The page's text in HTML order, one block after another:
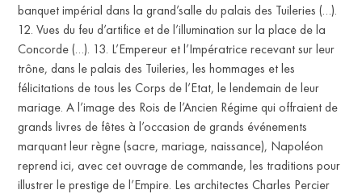
banquet impérial dans la grand’salle du palais des Tuileries (…).
12. Vues du feu d’artifice et de l’illumination sur la place de la
Concorde (…). 13. L’Empereur et l’Impératrice recevant sur leur
trône, dans le palais des Tuileries, les hommages et les
félicitations de tous les Corps de l’Etat, le lendemain de leur
mariage. A l’image des Rois de l’Ancien Régime qui offraient de
grands livres de fêtes à l’occasion de grands événements
marquant leur règne (sacre, mariage, naissance), Napoléon
reprend ici, avec cet ouvrage de commande, les traditions pour
illustrer le prestige de l’Empire. Les architectes Charles Percier